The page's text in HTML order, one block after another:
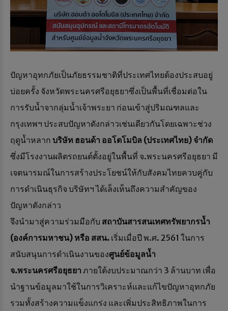
ปัญหาอุทกภัยเป็นภัยธรรมชาติที่ประเทศไทยต้องประสบอยู่
บ่อยครั้ง จังหวัดพระนครศรีอยุธยาซึ่งเป็นพื้นที่เชื่อมต่อใน
การรับน้ำจากลุ่มน้ำเจ้าพระยา ก่อนเข้าสู่ปริมณฑลและ
กรุงเทพฯ ประสบปัญหาดังกล่าวเช่นเดียวกันโดยเฉพาะช่วง
ฤดูน้ำหลาก บริษัท ฮอนด้า ออโตโมบิล (ประเทศไทย) จำกัด
ซึ่งมีโรงงานผลิตรถยนต์ตั้งอยู่ในพื้นที่ จ.พระนครศรีอยุธยา มี
เจตนารมณ์ในการสร้างประโยชน์ให้กับสังคมไทยควบคู่กับ
การดำเนินธุรกิจ บริษัทฯ ได้เล็งเห็นถึงความสำคัญของ
ปัญหาดังกล่าว
จึงนำมาสู่ความร่วมมือกับ สถาบันสารสนเทศทรัพยากรน้ำ
(องค์การมหาชน) หรือ สสน. เริ่มเมื่อปี พ.ศ. 2561 ในการ
สนับสนุนการดำเนินงานของศูนย์ข้อมูลน้ำ
จ.พระนครศรีอยุธยา ภายใต้งบประมาณกว่า 3 ล้านบาท เพื่อ
นำฐานข้อมูลมาใช้ในการวิเคราะห์และแก้ไขปัญหาอุทกภัย
รวมทั้งสร้างความแข็งแกร่ง และเพิ่มประสิทธิภาพในการ